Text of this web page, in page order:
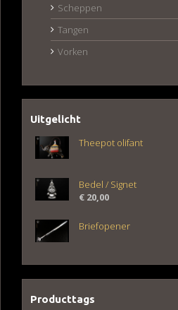
Scheppen
Tangen
Vorken
Uitgelicht
Theepot olifant
Bedel / Signet
€ 20,00
Briefopener
Producttags